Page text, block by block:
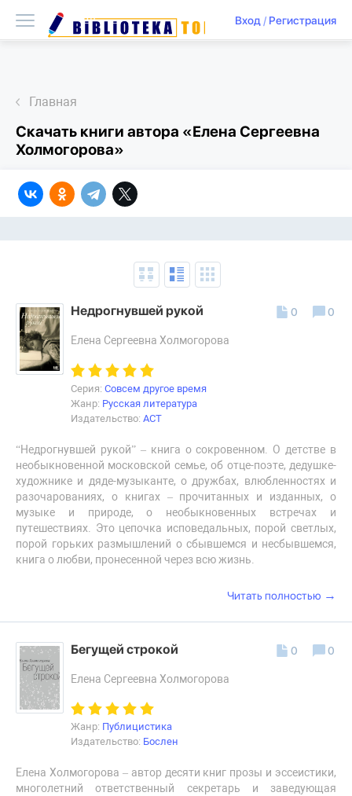
Вход/ Регистрация
Главная
Скачать книги автора «Елена Сергеевна
Холмогорова»
Недрогнувшей рукой
Елена Сергеевна Холмогорова
Серия: Совсем другое время
Жанр: Русская литература
Издательство: АСТ
“Недрогнувшей рукой” – книга о сокровенном. О детстве в
необыкновенной московской семье, об отце-поэте, дедушке-
художнике и дяде-музыканте, о дружбах, влюбленностях и
разочарованиях, о книгах – прочитанных и изданных, о
музыке и природе, о необыкновенных встречах и
путешествиях. Это цепочка исповедальных, порой светлых,
порой горьких размышлений о сбывшемся и несбывшемся,
книга о любви, пронесенной через всю жизнь.
0 0
Читать полностью →
Бегущей строкой
Елена Сергеевна Холмогорова
Жанр: Публицистика
Издательство: Бослен
Елена Холмогорова – автор десяти книг прозы и эссеистики,
многолетний ответственный секретарь и заведующая
0 0